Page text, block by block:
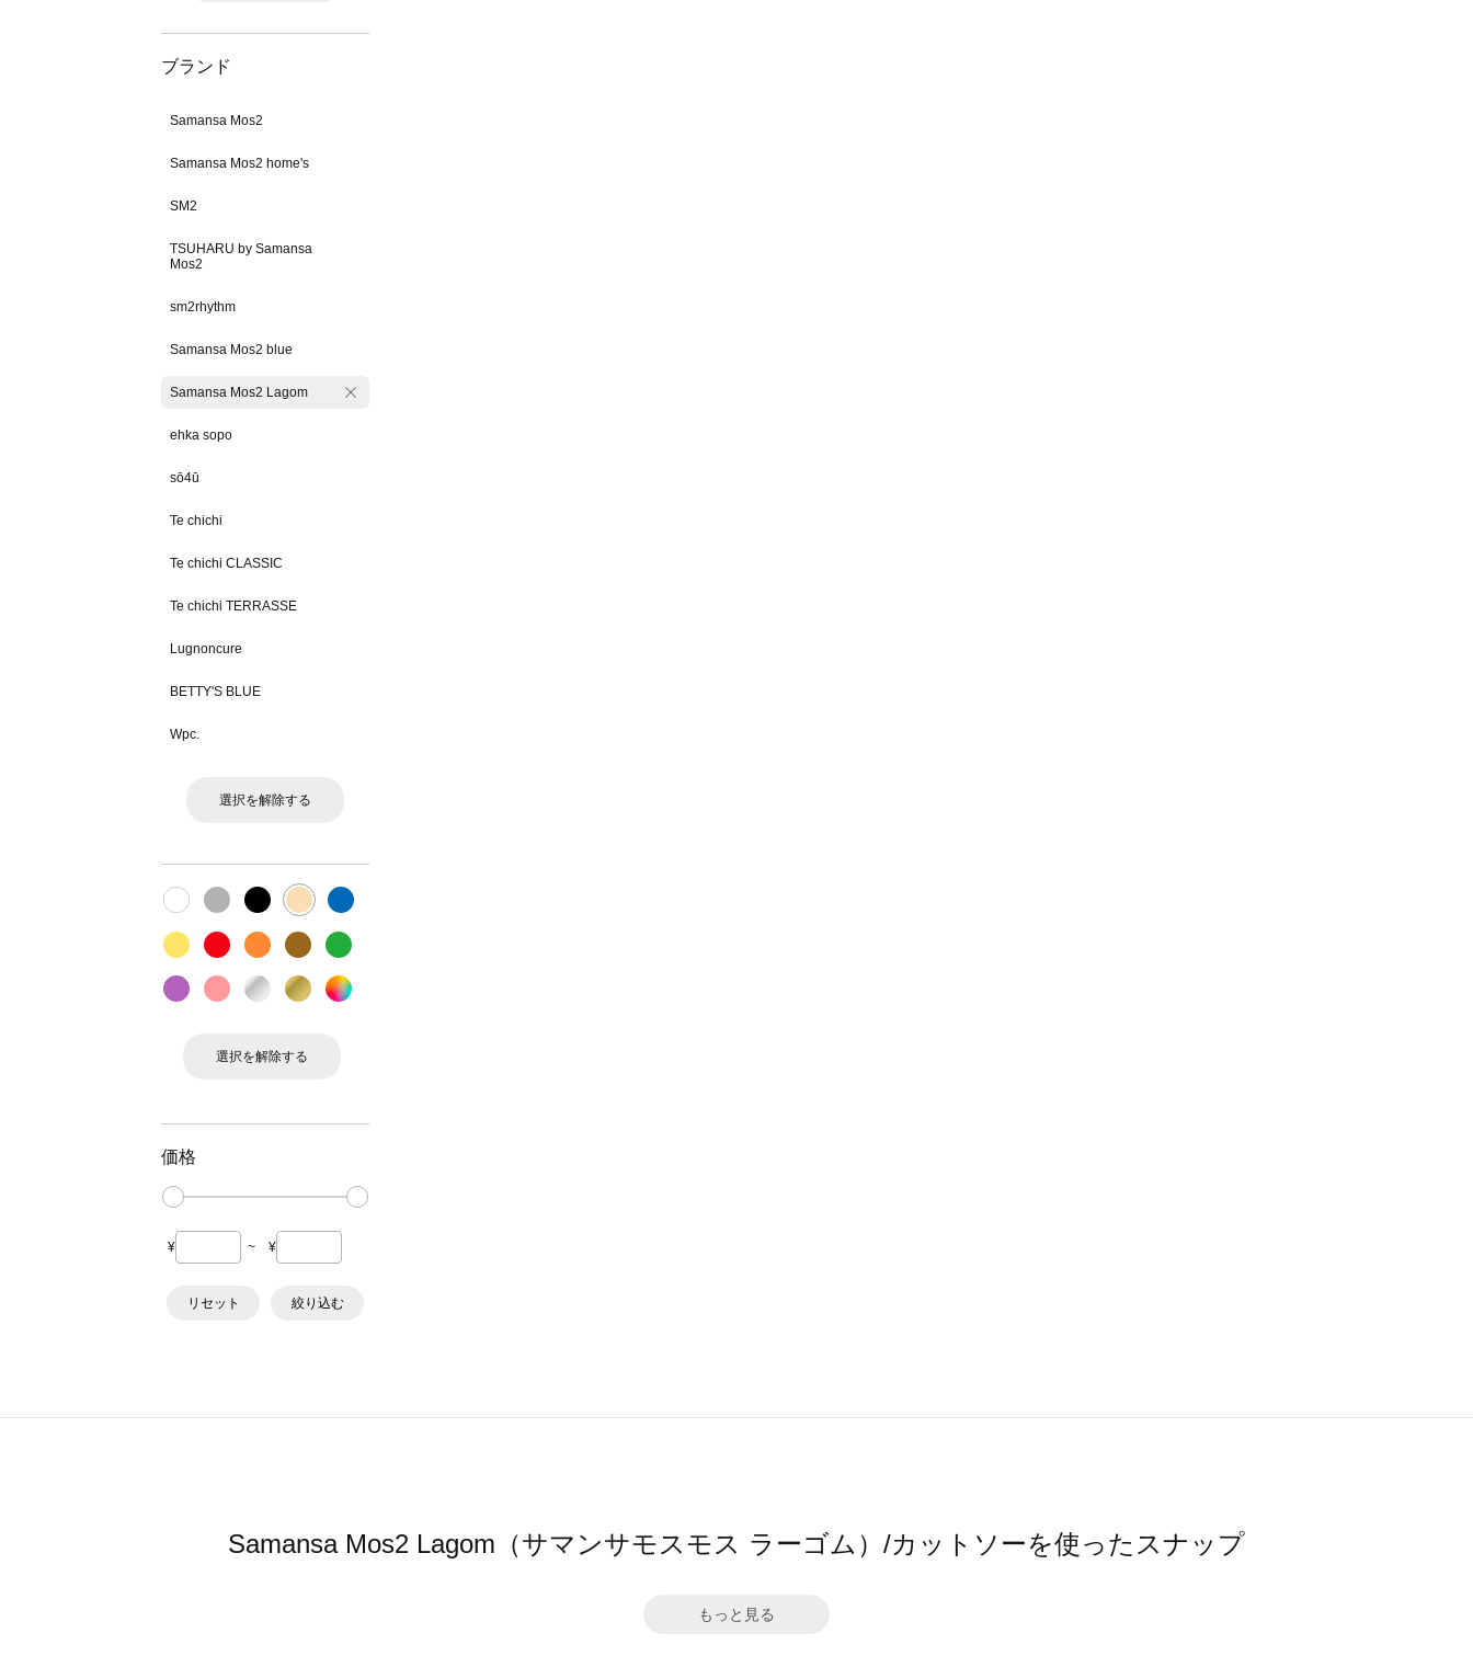
ブランド
Samansa Mos2
Samansa Mos2 home's
SM2
TSUHARU by Samansa
Mos2
sm2rhythm
Samansa Mos2 blue
Samansa Mos2 Lagom
ehka sopo
sō4ū
Te chichi
Te chichi CLASSIC
Te chichi TERRASSE
Lugnoncure
BETTY'S BLUE
Wpc.
選択を解除する
選択を解除する
価格
¥ ~ ¥
リセット 絞り込む
Samansa Mos2 Lagom（サマンサモスモス ラーゴム）/カットソーを使ったスナップ
もっと見る